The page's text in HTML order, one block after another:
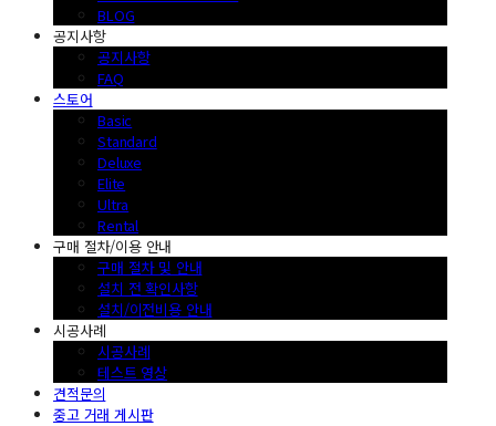
BLOG
공지사항
공지사항
FAQ
스토어
Basic
Standard
Deluxe
Elite
Ultra
Rental
구매 절차/이용 안내
구매 절차 및 안내
설치 전 확인사항
설치/이전비용 안내
시공사례
시공사례
테스트 영상
견적문의
중고 거래 게시판